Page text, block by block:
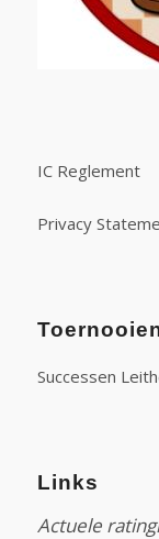
IC Reglement
Privacy
Successen
Links
Actuele